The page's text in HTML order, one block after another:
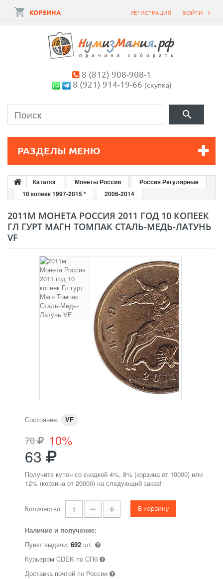
ВОЙТИ
РЕГИСТРАЦИЯ
КОРЗИНА
8 (812) 908-908-1
8 (921) 914-19-66 (скупка)
РАЗДЕЛЫ МЕНЮ
Каталог Монеты России
Россия Регулярные
10 копеек 1997-2015 *
2006-2014
2011М МОНЕТА РОССИЯ 2011 ГОД 10 КОПЕЕК
ГЛ ГУРТ МАГН ТОМПАК СТАЛЬ-МЕДЬ-ЛАТУНЬ
VF
Состояние: VF
70 10%
63
Получите купон со скидкой 4%, 8% (корзина от 10000) или
12% (корзина от 20000) на следующий заказ!
Количество В корзину
Наличие и получение:
Пункт выдачи: 692 шт.
Курьером CDEK по СПб
Доставка почтой по России